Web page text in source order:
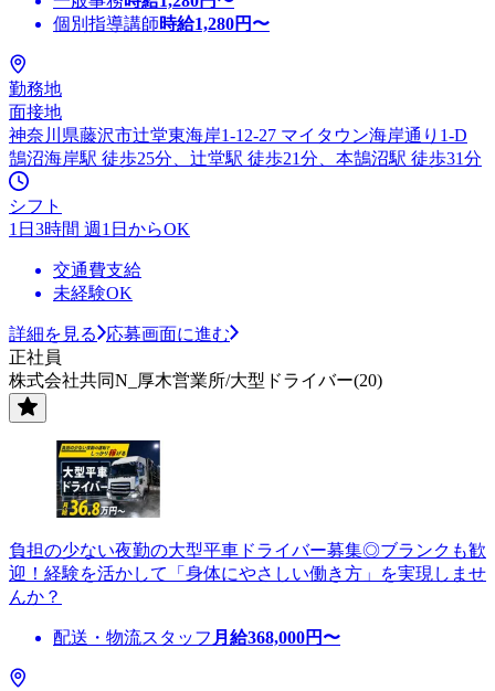
個別指導講師時給1,280円〜
勤務地
面接地
神奈川県藤沢市辻堂東海岸1-12-27 マイタウン海岸通り1-D
鵠沼海岸駅 徒歩25分、辻堂駅 徒歩21分、本鵠沼駅 徒歩31分
シフト
1日3時間 週1日からOK
交通費支給
未経験OK
詳細を見る
応募画面に進む
正社員
株式会社共同N_厚木営業所/大型ドライバー(20)
負担の少ない夜勤の大型平車ドライバー募集◎ブランクも歓
迎！経験を活かして「身体にやさしい働き方」を実現しませ
んか？
配送・物流スタッフ 月給368,000円〜